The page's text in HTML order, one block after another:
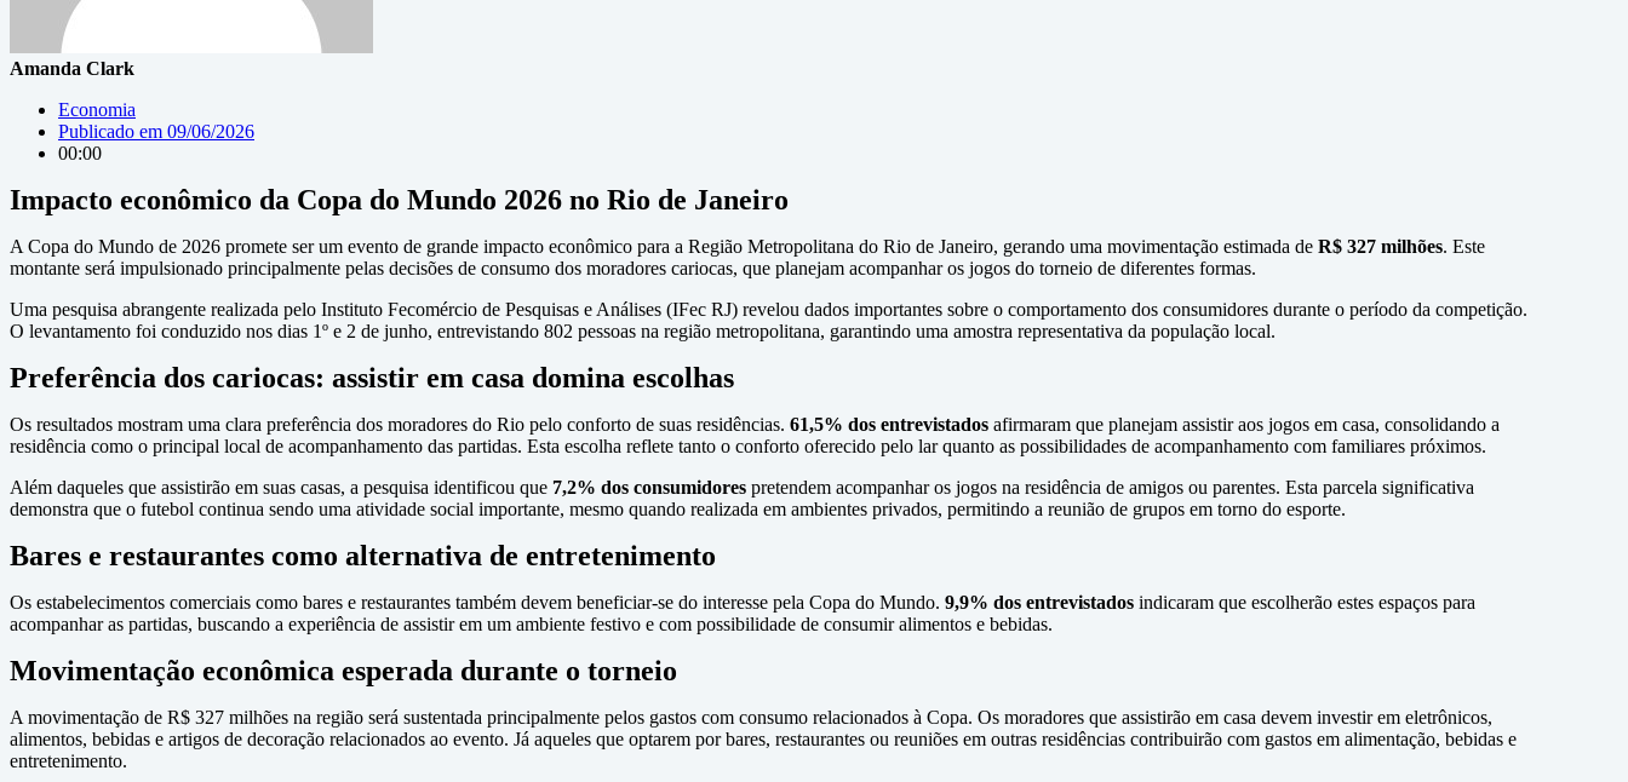
Amanda Clark
Economia
Publicado em 09/06/2026
00:00
Impacto econômico da Copa do Mundo 2026 no Rio de Janeiro
A Copa do Mundo de 2026 promete ser um evento de grande impacto econômico para a Região Metropolitana do Rio de Janeiro, gerando uma movimentação estimada de R$ 327 milhões. Este
montante será impulsionado principalmente pelas decisões de consumo dos moradores cariocas, que planejam acompanhar os jogos do torneio de diferentes formas.
Uma pesquisa abrangente realizada pelo Instituto Fecomércio de Pesquisas e Análises (IFec RJ) revelou dados importantes sobre o comportamento dos consumidores durante o período da competição.
O levantamento foi conduzido nos dias 1º e 2 de junho, entrevistando 802 pessoas na região metropolitana, garantindo uma amostra representativa da população local.
Preferência dos cariocas: assistir em casa domina escolhas
Os resultados mostram uma clara preferência dos moradores do Rio pelo conforto de suas residências. 61,5% dos entrevistados afirmaram que planejam assistir aos jogos em casa, consolidando a
residência como o principal local de acompanhamento das partidas. Esta escolha reflete tanto o conforto oferecido pelo lar quanto as possibilidades de acompanhamento com familiares próximos.
Além daqueles que assistirão em suas casas, a pesquisa identificou que 7,2% dos consumidores pretendem acompanhar os jogos na residência de amigos ou parentes. Esta parcela significativa
demonstra que o futebol continua sendo uma atividade social importante, mesmo quando realizada em ambientes privados, permitindo a reunião de grupos em torno do esporte.
Bares e restaurantes como alternativa de entretenimento
Os estabelecimentos comerciais como bares e restaurantes também devem beneficiar-se do interesse pela Copa do Mundo. 9,9% dos entrevistados indicaram que escolherão estes espaços para
acompanhar as partidas, buscando a experiência de assistir em um ambiente festivo e com possibilidade de consumir alimentos e bebidas.
Movimentação econômica esperada durante o torneio
A movimentação de R$ 327 milhões na região será sustentada principalmente pelos gastos com consumo relacionados à Copa. Os moradores que assistirão em casa devem investir em eletrônicos,
alimentos, bebidas e artigos de decoração relacionados ao evento. Já aqueles que optarem por bares, restaurantes ou reuniões em outras residências contribuirão com gastos em alimentação, bebidas e
entretenimento.